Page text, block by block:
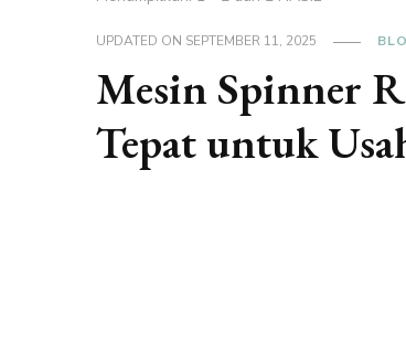
UPDATED ON SEPTEMBER 11, 2025
Mesin Spinner
Tepat untuk